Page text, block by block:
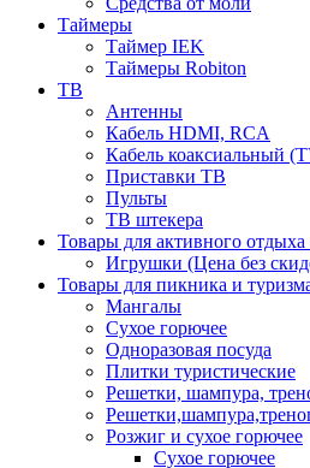
Таймеры
Таймер IEK
Таймеры Robiton
ТВ
Антенны
Кабель HDMI, RCA
Кабель коаксиальный
Приставки ТВ
Пульты
ТВ штекера
Товары для активного отдыха
Игрушки (Цена без
Товары для пикника и
Мангалы
Сухое горючее
Одноразовая посуда
Плитки туристические
Решетки, шампура,
Розжиг и сухое горючее
Сухое горючее